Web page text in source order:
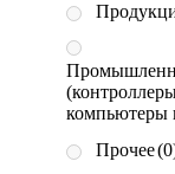
компьютеры
Прочее